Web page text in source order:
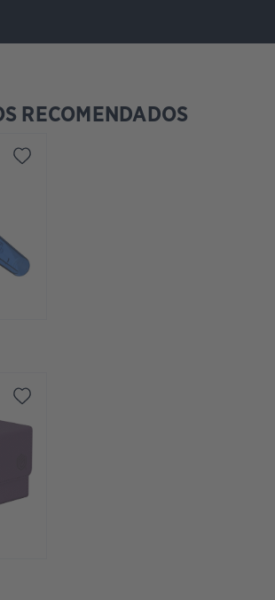
RECOMENDADOS